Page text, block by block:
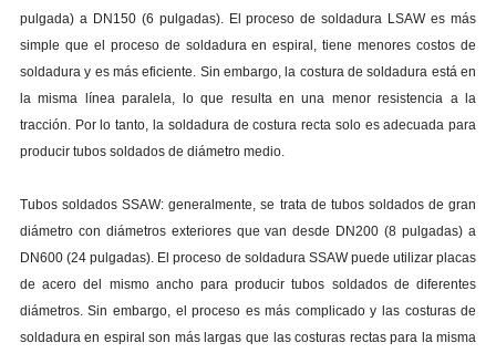
pulgada) a DN150 (6 pulgadas). El proceso de soldadura LSAW es más
simple que el proceso de soldadura en espiral, tiene menores costos de
soldadura y es más eficiente. Sin embargo, la costura de soldadura está en
la misma línea paralela, lo que resulta en una menor resistencia a la
tracción. Por lo tanto, la soldadura de costura recta solo es adecuada para
producir tubos soldados de diámetro medio.
Tubos soldados SSAW: generalmente, se trata de tubos soldados de gran
diámetro con diámetros exteriores que van desde DN200 (8 pulgadas) a
DN600 (24 pulgadas). El proceso de soldadura SSAW puede utilizar placas
de acero del mismo ancho para producir tubos soldados de diferentes
diámetros. Sin embargo, el proceso es más complicado y las costuras de
soldadura en espiral son más largas que las costuras rectas para la misma